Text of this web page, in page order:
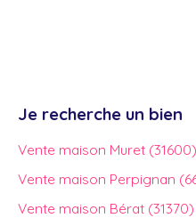
Je recherche un bien
Vente maison Muret (31600)
Vente maison Perpignan
Vente maison Bérat (31370)